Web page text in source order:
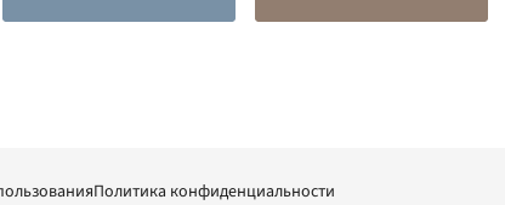
Политика конфиденциальности